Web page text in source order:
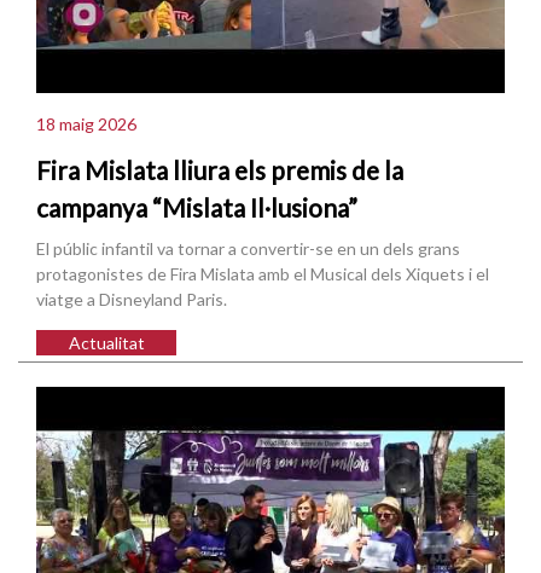
18 maig 2026
Fira Mislata lliura els premis de la
campanya “Mislata Il·lusiona”
El públic infantil va tornar a convertir-se en un dels grans
protagonistes de Fira Mislata amb el Musical dels Xiquets i el
viatge a Disneyland Paris.
Actualitat